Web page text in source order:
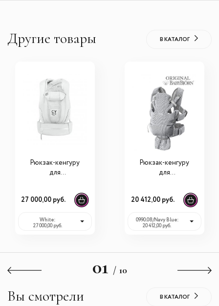
Другие товары В КАТАЛОГ
Рюкзак-кенгуру
для
Cybex Coya Carrier
27 000,00 руб.
White:
27 000,00 руб.
Рюкзак-кенгуру
для
BabyBjorn Move
Mesh
20 412,00 руб.
0990.08/Navy Blue:
20 412,00 руб.
01 / 10
Вы смотрели В КАТАЛОГ